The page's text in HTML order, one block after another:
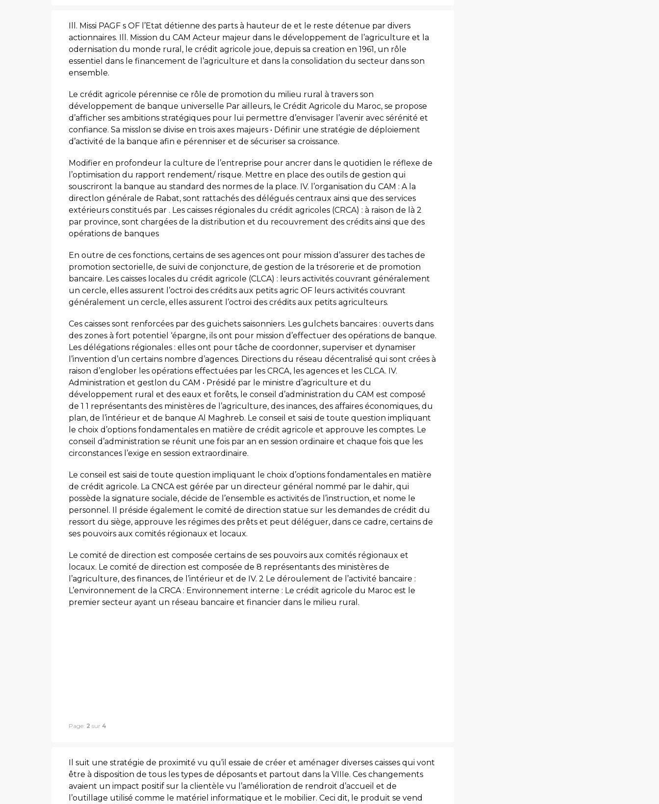
Ill. Missi PAGF s OF l’Etat détienne des parts à hauteur de et le reste détenue par divers
actionnaires. Ill. Mission du CAM Acteur majeur dans le développement de l’agriculture et la
odernisation du monde rural, le crédit agricole joue, depuis sa creation en 1961, un rôle
essentiel dans le financement de l’agriculture et dans la consolidation du secteur dans son
ensemble.
Le crédit agricole pérennise ce rôle de promotion du milieu rural à travers son
développement de banque universelle Par ailleurs, le Crédit Agricole du Maroc, se propose
d’afficher ses ambitions stratégiques pour lui permettre d’envisager l’avenir avec sérénité et
confiance. Sa misslon se divise en trois axes majeurs • Définir une stratégie de déploiement
d’activité de la banque afin e pérenniser et de sécuriser sa croissance.
Modifier en profondeur la culture de l’entreprise pour ancrer dans le quotidien le réflexe de
l’optimisation du rapport rendement/ risque. Mettre en place des outils de gestion qui
souscriront la banque au standard des normes de la place. IV. l’organisation du CAM : A la
directlon générale de Rabat, sont rattachés des délégués centraux ainsi que des services
extérieurs constitués par . Les caisses régionales du crédit agricoles (CRCA) : à raison de là 2
par province, sont chargées de la distribution et du recouvrement des crédits ainsi que des
opérations de banques
En outre de ces fonctions, certains de ses agences ont pour mission d’assurer des taches de
promotion sectorielle, de suivi de conjoncture, de gestion de la trésorerie et de promotion
bancaire. Les caisses locales du crédit agricole (CLCA) : leurs activités couvrant généralement
un cercle, elles assurent l’octroi des crédits aux petits agric OF leurs activités couvrant
généralement un cercle, elles assurent l’octroi des crédits aux petits agriculteurs.
Ces caisses sont renforcées par des guichets saisonniers. Les gulchets bancaires : ouverts dans
des zones à fort potentiel ‘épargne, ils ont pour mission d’effectuer des opérations de banque.
Les délégations régionales : elles ont pour tâche de coordonner, superviser et dynamiser
l’invention d’un certains nombre d’agences. Directions du réseau décentralisé qui sont crées à
raison d’englober les opérations effectuées par les CRCA, les agences et les CLCA. IV.
Administration et gestlon du CAM • Présidé par le ministre d’agriculture et du
développement rural et des eaux et forêts, le conseil d’administration du CAM est composé
de 1 1 représentants des ministères de l’agriculture, des inances, des affaires économiques, du
plan, de l’intérieur et de banque Al Maghreb. Le conseil et saisi de toute question impliquant
le choix d’options fondamentales en matière de crédit agricole et approuve les comptes. Le
conseil d’administration se réunit une fois par an en session ordinaire et chaque fois que les
circonstances l’exige en session extraordinaire.
Le conseil est saisi de toute question impliquant le choix d’options fondamentales en matière
de crédit agricole. La CNCA est gérée par un directeur général nommé par le dahir, qui
possède la signature sociale, décide de l’ensemble es activités de l’instruction, et nome le
personnel. Il préside également le comité de direction statue sur les demandes de crédit du
ressort du siège, approuve les régimes des prêts et peut déléguer, dans ce cadre, certains de
ses pouvoirs aux comités régionaux et locaux.
Le comité de direction est composée certains de ses pouvoirs aux comités régionaux et
locaux. Le comité de direction est composée de 8 représentants des ministères de
l’agriculture, des finances, de l’intérieur et de IV. 2 Le déroulement de l’activité bancaire :
L’environnement de la CRCA : Environnement interne : Le crédit agricole du Maroc est le
premier secteur ayant un réseau bancaire et financier dans le milieu rural.
Page: 2 sur 4
Il suit une stratégie de proximité vu qu’il essaie de créer et aménager diverses caisses qui vont
être à disposition de tous les types de déposants et partout dans la VIIIe. Ces changements
avaient un impact positif sur la clientèle vu l’amélioration de rendroit d’accueil et de
l’outillage utilisé comme le matériel informatique et le mobilier. Ceci dit, le produit se vend